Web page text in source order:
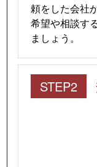
頼をした会社
希望や相談す
ましょう。
STEP2